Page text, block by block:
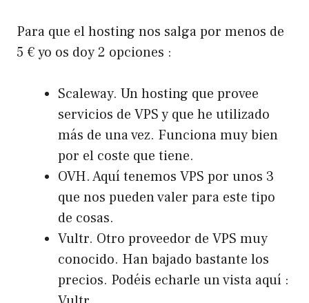
Para que el hosting nos salga por menos de
5 € yo os doy 2 opciones :
Scaleway. Un hosting que provee
servicios de VPS y que he utilizado
más de una vez. Funciona muy bien
por el coste que tiene.
OVH. Aquí tenemos VPS por unos 3
que nos pueden valer para este tipo
de cosas.
Vultr. Otro proveedor de VPS muy
conocido. Han bajado bastante los
precios. Podéis echarle un vista aquí :